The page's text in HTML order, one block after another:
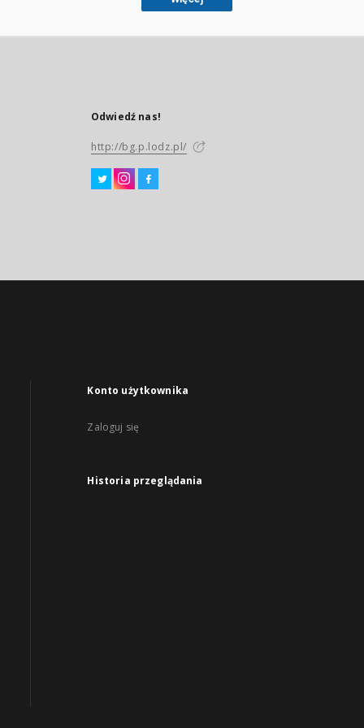
Odwiedź nas!
http://bg.p.lodz.pl/
Konto użytkownika
Zaloguj się
Historia przeglądania